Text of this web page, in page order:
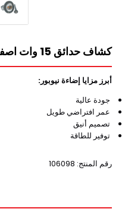
كشاف حدائق 15 وات اصفر نيوباور
أبرز مزايا إضاءة نيوبور:
جودة عالية
عمر افتراضي طويل
تصميم أنيق
توفير للطاقة
رقم المنتج: 106098